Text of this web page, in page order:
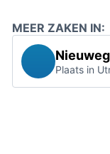
MEER ZAKEN IN:
Plaats in